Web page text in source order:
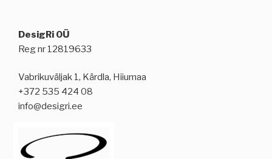
DesigRi OÜ
Reg nr 12819633
Vabrikuväljak 1, Kärdla, Hiiumaa
+372 535 424 08
info@desigri.ee